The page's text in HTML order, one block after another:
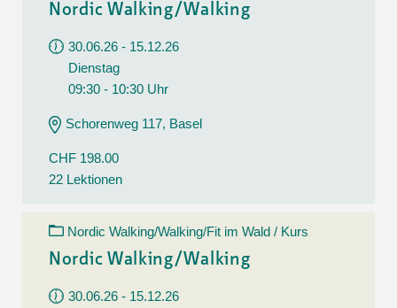
Nordic Walking/Walking
30.06.26 - 15.12.26
Dienstag
09:30 - 10:30 Uhr
Schorenweg 117, Basel
CHF 198.00
22 Lektionen
Nordic Walking/Walking/Fit im Wald / Kurs
Nordic Walking/Walking
30.06.26 - 15.12.26